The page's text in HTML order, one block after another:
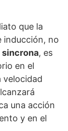
que la
inducción, no
sincrona, es
en el
velocidad
una acción
y en el